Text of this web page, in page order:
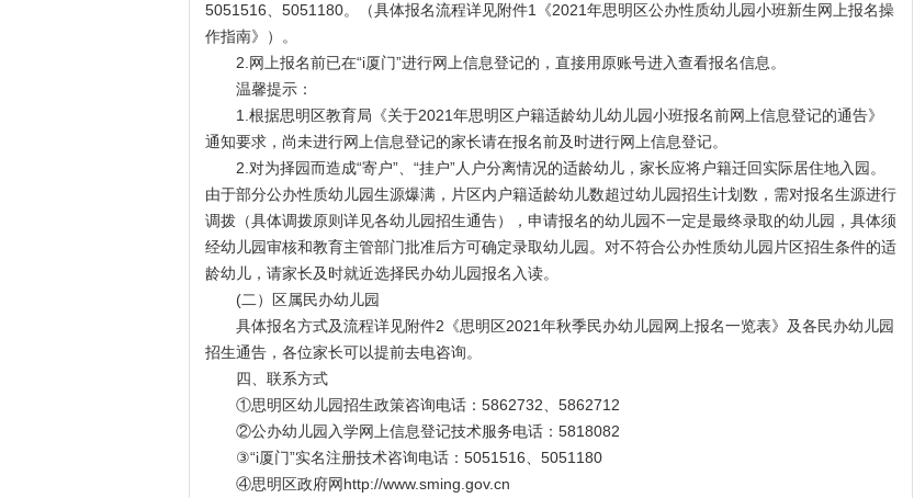
5051516、5051180。（具体报名流程详见附件1《2021年思明区公办性质幼儿园小班新生网上报名操
作指南》）。
2.网上报名前已在“i厦门”进行网上信息登记的，直接用原账号进入查看报名信息。
温馨提示：
1.根据思明区教育局《关于2021年思明区户籍适龄幼儿幼儿园小班报名前网上信息登记的通告》
通知要求，尚未进行网上信息登记的家长请在报名前及时进行网上信息登记。
2.对为择园而造成“寄户”、“挂户”人户分离情况的适龄幼儿，家长应将户籍迁回实际居住地入园。
由于部分公办性质幼儿园生源爆满，片区内户籍适龄幼儿数超过幼儿园招生计划数，需对报名生源进行
调拨（具体调拨原则详见各幼儿园招生通告），申请报名的幼儿园不一定是最终录取的幼儿园，具体须
经幼儿园审核和教育主管部门批准后方可确定录取幼儿园。对不符合公办性质幼儿园片区招生条件的适
龄幼儿，请家长及时就近选择民办幼儿园报名入读。
(二）区属民办幼儿园
具体报名方式及流程详见附件2《思明区2021年秋季民办幼儿园网上报名一览表》及各民办幼儿园
招生通告，各位家长可以提前去电咨询。
四、联系方式
①思明区幼儿园招生政策咨询电话：5862732、5862712
②公办幼儿园入学网上信息登记技术服务电话：5818082
③“i厦门”实名注册技术咨询电话：5051516、5051180
④思明区政府网http://www.sming.gov.cn